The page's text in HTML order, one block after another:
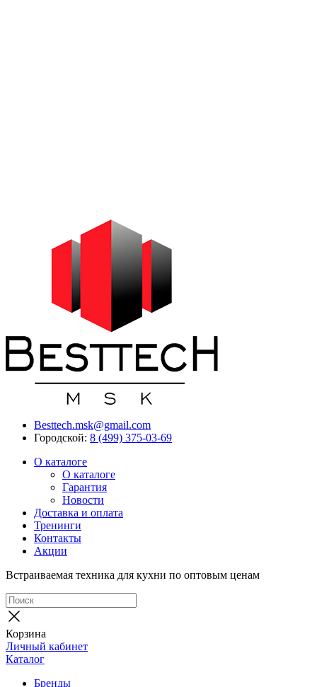
Besttech.msk@gmail.com
Городской: 8 (499) 375-03-69
О каталоге
О каталоге
Гарантия
Новости
Доставка и оплата
Тренинги
Контакты
Акции
Встраиваемая техника для кухни по оптовым ценам
Корзина
Личный кабинет
Каталог
Бренды